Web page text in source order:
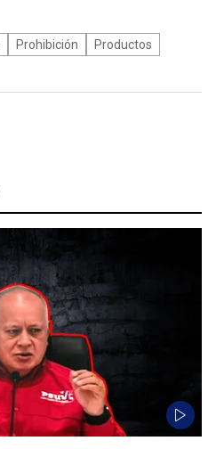
Prohibición
Productos